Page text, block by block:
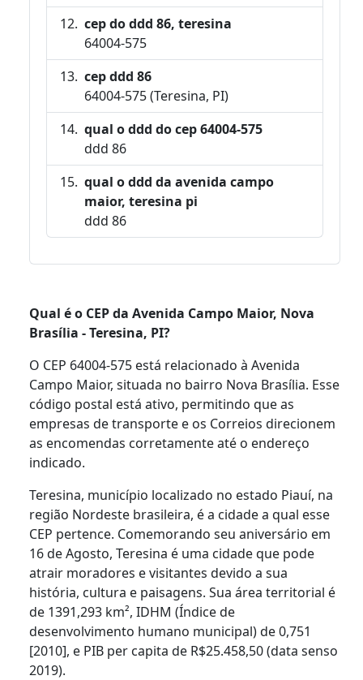
cep do ddd 86, teresina
64004-575
cep ddd 86
64004-575 (Teresina, PI)
qual o ddd do cep 64004-575
ddd 86
qual o ddd da avenida campo
maior, teresina pi
ddd 86
Qual é o CEP da Avenida Campo Maior, Nova
Brasília - Teresina, PI?
O CEP 64004-575 está relacionado à Avenida
Campo Maior, situada no bairro Nova Brasília. Esse
código postal está ativo, permitindo que as
empresas de transporte e os Correios direcionem
as encomendas corretamente até o endereço
indicado.
Teresina, município localizado no estado Piauí, na
região Nordeste brasileira, é a cidade a qual esse
CEP pertence. Comemorando seu aniversário em
16 de Agosto, Teresina é uma cidade que pode
atrair moradores e visitantes devido a sua
história, cultura e paisagens. Sua área territorial é
de 1391,293 km², IDHM (Índice de
desenvolvimento humano municipal) de 0,751
[2010], e PIB per capita de R$25.458,50 (data senso
2019).